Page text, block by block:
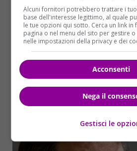
Dubai: arrestato Tulliani,
via la procedura di
Giancarlo Tulliani, fratello della
leader di An, Gianfranco Fini, è
Dubai dove...
Alcuni fornitori potrebbero trattare i
base dell'interesse legittimo, al quale
le tue opzioni qui sotto. Cerca un link in
pagina o nel menu del sito per gestire
nelle impostazioni della privacy e dei
Acconsenti
Nega il
Gestisci le